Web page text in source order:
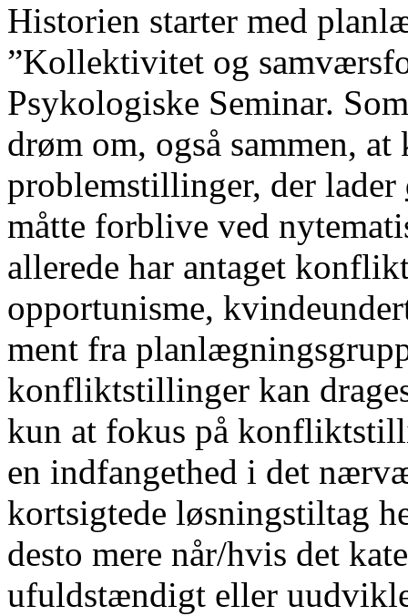
Historien starter med
”Kollektivitet og
Psykologiske Seminar.
drøm om, også sammen,
problemstillinger, der lader
måtte forblive ved
allerede har antaget
opportunisme,
ment fra
konfliktstillinger kan
kun at fokus på
en indfangethed i det
kortsigtede løsningstiltag
desto mere når/hvis det
ufuldstændigt eller